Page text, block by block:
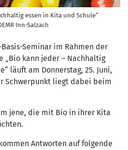
essen in Kita und Schule“
Inn-Salzach
Seminar im Rahmen der
kann jeder – Nachhaltig
läuft am Donnerstag, 25. Juni,
Schwerpunkt liegt dabei beim
jene, die mit Bio in ihrer Kita
Antworten auf folgende